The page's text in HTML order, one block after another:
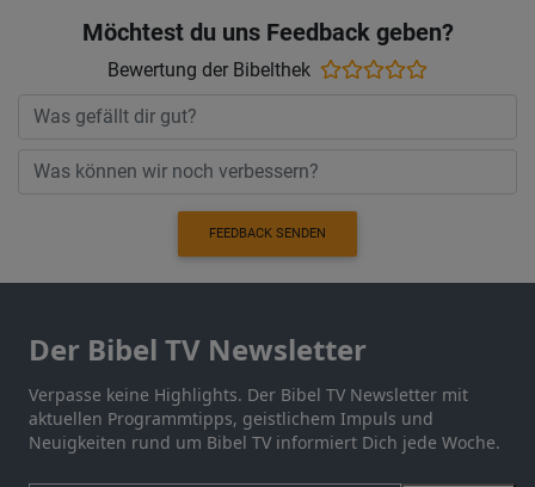
Möchtest du uns Feedback geben?
Bewertung der Bibelthek
FEEDBACK SENDEN
Der Bibel TV Newsletter
Verpasse keine Highlights. Der Bibel TV Newsletter mit
aktuellen Programmtipps, geistlichem Impuls und
Neuigkeiten rund um Bibel TV informiert Dich jede Woche.